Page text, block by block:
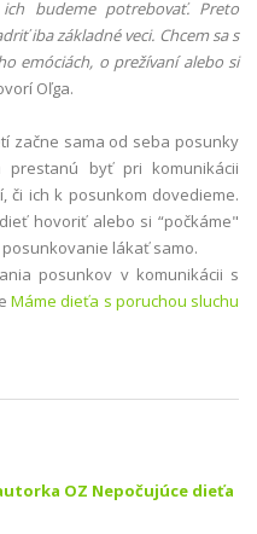
budeme potrebovať. Preto
iba základné veci. Chcem sa s
emóciách, o prežívaní alebo si
Oľga.
začne sama od seba posunky
byť pri komunikácii
či ich k posunkom dovedieme.
hovoriť alebo si “počkáme"
lákať samo.
posunkov v komunikácii s
Máme dieťa s poruchou sluchu
OZ Nepočujúce dieťa